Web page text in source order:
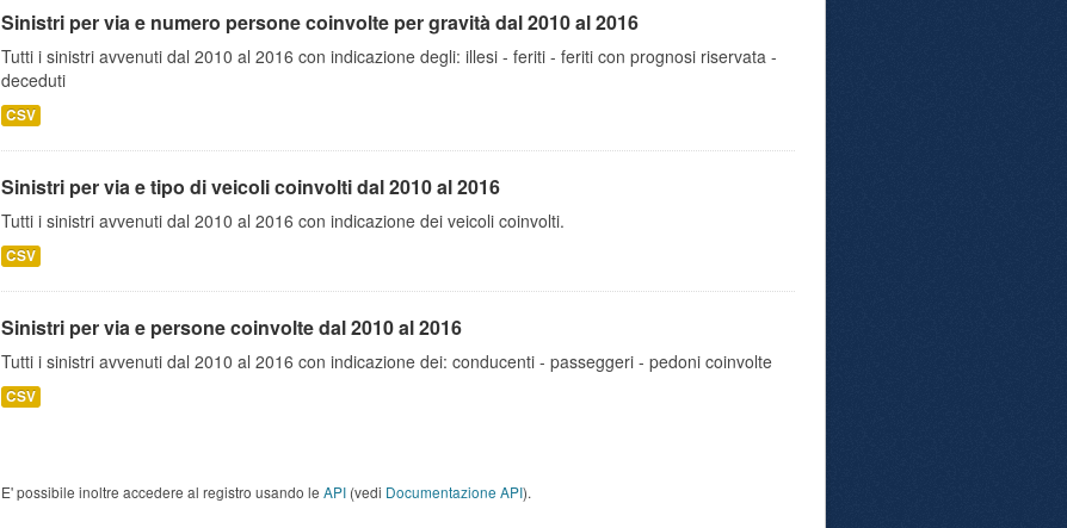
Sinistri per via e numero persone coinvolte per gravità dal 2010 al 2016
Tutti i sinistri avvenuti dal 2010 al 2016 con indicazione degli: illesi - feriti - feriti con prognosi riservata -
deceduti
CSV
Sinistri per via e tipo di veicoli coinvolti dal 2010 al 2016
Tutti i sinistri avvenuti dal 2010 al 2016 con indicazione dei veicoli coinvolti.
CSV
Sinistri per via e persone coinvolte dal 2010 al 2016
Tutti i sinistri avvenuti dal 2010 al 2016 con indicazione dei: conducenti - passeggeri - pedoni coinvolte
CSV
E' possibile inoltre accedere al registro usando le API (vedi Documentazione API).